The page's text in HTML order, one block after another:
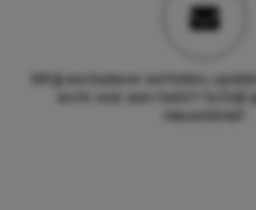
Wil jij exclusieve verhalen,
echt wat aan hebt? Schrijf
nieuwsbrief.